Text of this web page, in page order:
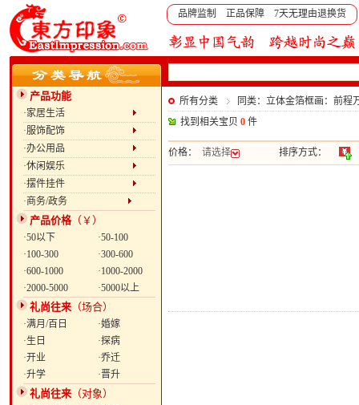
品牌监制 正品保障 7天无理由退换货
产品功能
·家居生活
·服饰配饰
·办公用品
·休闲娱乐
·摆件挂件
·商务/政务
产品价格（￥）
·50以下
·50-100
·100-300
·300-600
·600-1000
·1000-2000
·2000-5000
·5000以上
礼尚往来 （场合）
·满月/百日
·婚嫁
·生日
·探病
·开业
·乔迁
·升学
·晋升
礼尚往来 （对象）
所有分类
同类：立体金箔框画：前程
找到相关宝贝 0 件
价格： 请选择 排序方式：